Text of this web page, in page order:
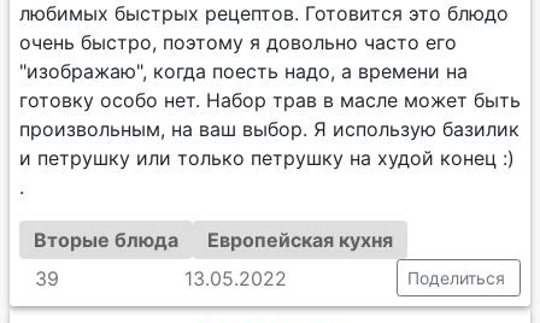
любимых быстрых рецептов. Готовится это блюдо
очень быстро, поэтому я довольно часто его
"изображаю", когда поесть надо, а времени на
готовку особо нет. Набор трав в масле может быть
произвольным, на ваш выбор. Я использую базилик
и петрушку или только петрушку на худой конец :)
.
Вторые блюда
Европейская кухня
39
13.05.2022 Поделиться